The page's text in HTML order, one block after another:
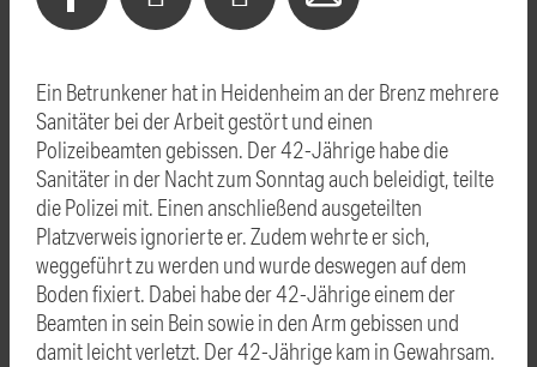
Ein Betrunkener hat in Heidenheim an der Brenz mehrere
Sanitäter bei der Arbeit gestört und einen
Polizeibeamten gebissen. Der 42-Jährige habe die
Sanitäter in der Nacht zum Sonntag auch beleidigt, teilte
die Polizei mit. Einen anschließend ausgeteilten
Platzverweis ignorierte er. Zudem wehrte er sich,
weggeführt zu werden und wurde deswegen auf dem
Boden fixiert. Dabei habe der 42-Jährige einem der
Beamten in sein Bein sowie in den Arm gebissen und
damit leicht verletzt. Der 42-Jährige kam in Gewahrsam.